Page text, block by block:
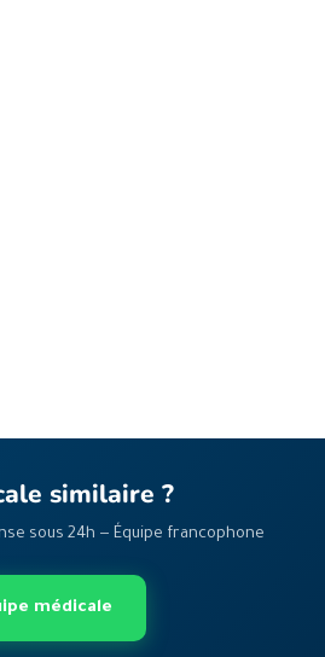
similaire ?
sous 24h — Équipe francophone
médicale